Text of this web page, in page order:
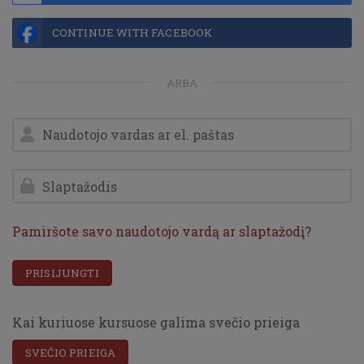
CONTINUE WITH FACEBOOK
ARBA
Naudotojo vardas ar el. paštas
Slaptažodis
Pamiršote savo naudotojo vardą ar slaptažodį?
PRISIJUNGTI
Kai kuriuose kursuose galima svečio prieiga
SVEČIO PRIEIGA